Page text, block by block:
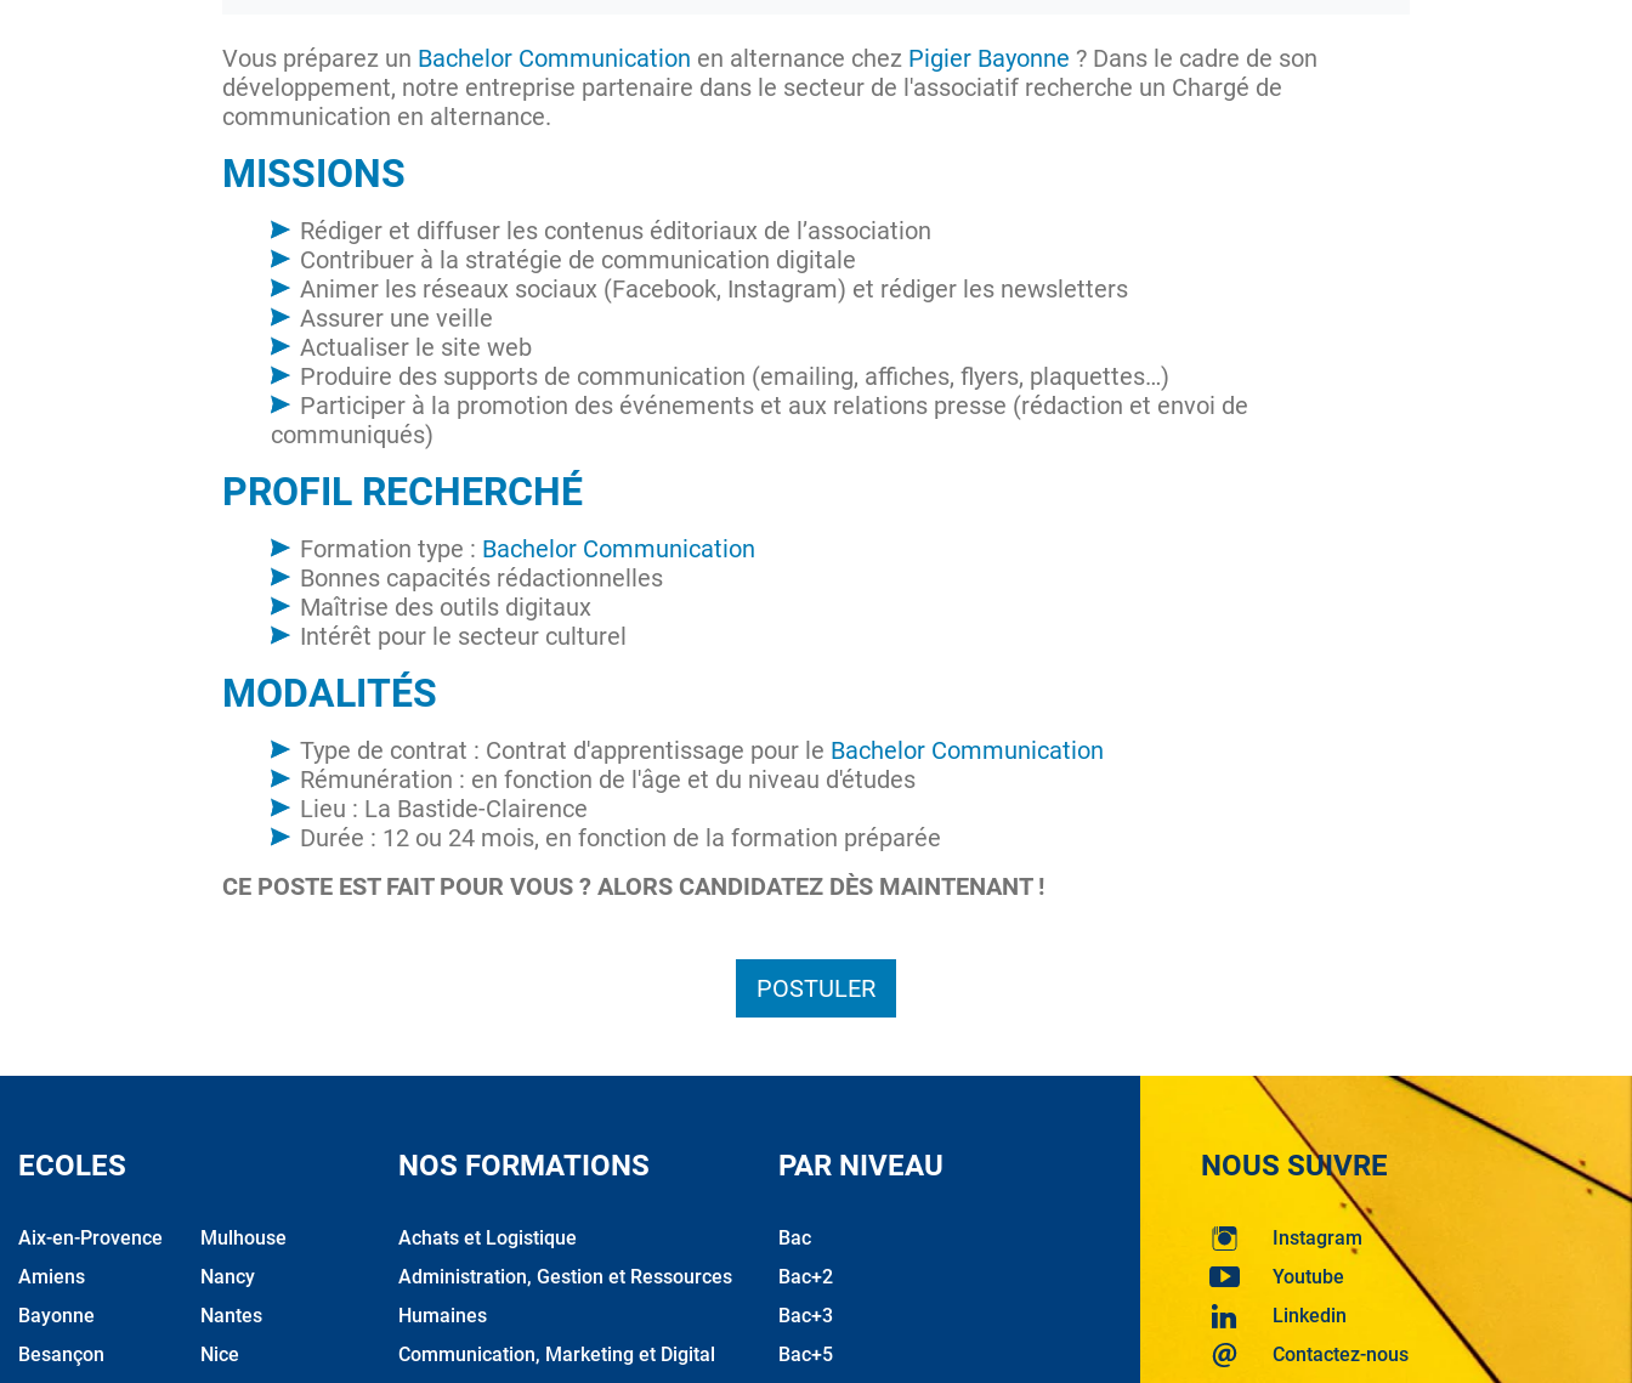
Vous préparez un Bachelor Communication en alternance chez Pigier Bayonne ? Dans le cadre de son
développement, notre entreprise partenaire dans le secteur de l'associatif recherche un Chargé de
communication en alternance.
MISSIONS
Rédiger et diffuser les contenus éditoriaux de l’association
Contribuer à la stratégie de communication digitale
Animer les réseaux sociaux (Facebook, Instagram) et rédiger les newsletters
Assurer une veille
Actualiser le site web
Produire des supports de communication (emailing, affiches, flyers, plaquettes…)
Participer à la promotion des événements et aux relations presse (rédaction et envoi de
communiqués)
PROFIL RECHERCHÉ
Formation type : Bachelor Communication
Bonnes capacités rédactionnelles
Maîtrise des outils digitaux
Intérêt pour le secteur culturel
MODALITÉS
Type de contrat : Contrat d'apprentissage pour le Bachelor Communication
Rémunération : en fonction de l'âge et du niveau d'études
Lieu : La Bastide-Clairence
Durée : 12 ou 24 mois, en fonction de la formation préparée
CE POSTE EST FAIT POUR VOUS ? ALORS CANDIDATEZ DÈS MAINTENANT !
POSTULER
ECOLES
Aix-en-Provence
Amiens
Bayonne
Besançon
Mulhouse
Nancy
Nantes
Nice
NOS FORMATIONS
Achats et Logistique
Administration, Gestion et Ressources
Humaines
Communication, Marketing et Digital
PAR NIVEAU
Bac
Bac+2
Bac+3
Bac+5
NOUS SUIVRE
Instagram
Youtube
Linkedin
Contactez-nous